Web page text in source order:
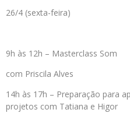
26/4 (sexta-feira)
9h às 12h – Masterclass Som
com Priscila Alves
14h às 17h – Preparação para
projetos com Tatiana e Higor